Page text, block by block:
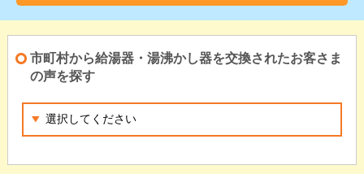
市町村から給湯器・湯沸かし器を交換されたお客さま
の声を探す